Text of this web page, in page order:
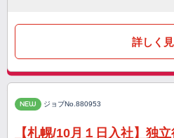
詳しく
NEW ジョブNo.880953
【札幌/10月１日入社】独